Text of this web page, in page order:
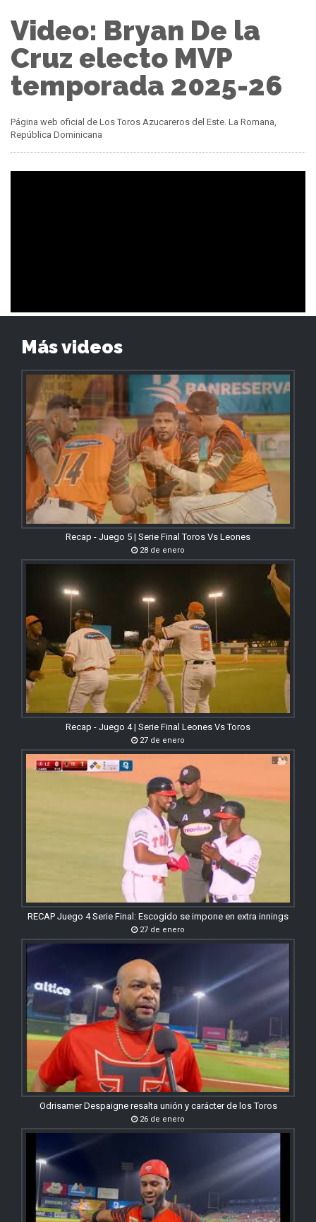
Video: Bryan De la
Cruz electo MVP
temporada 2025-26
Página web oficial de Los Toros Azucareros del Este. La Romana,
República Dominicana
Más videos
Recap - Juego 5 | Serie Final Toros Vs Leones
28 de enero
Recap - Juego 4 | Serie Final Leones Vs Toros
27 de enero
RECAP Juego 4 Serie Final: Escogido se impone en extra innings
27 de enero
Odrisamer Despaigne resalta unión y carácter de los Toros
26 de enero